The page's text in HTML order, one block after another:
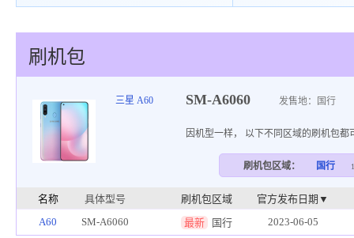
刷机包
三星 A60 SM-A6060 发售地：国行
因机型一样， 以下不同区域的刷机包
刷机包区域： 国行
名称 具体型号 刷机包区域
官方发布日期▼
A60
SM-A6060 最新 国行 2023-06-05